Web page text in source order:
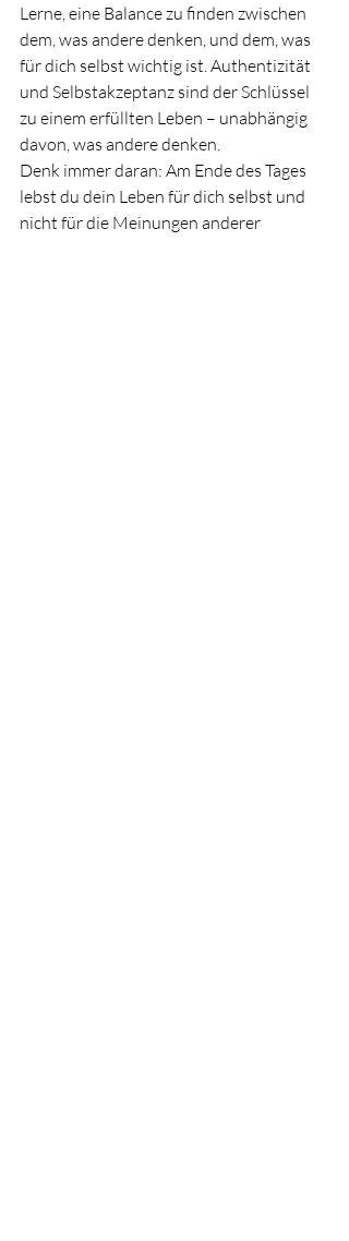
Lerne, eine Balance zu finden zwischen
dem, was andere denken, und dem, was
für dich selbst wichtig ist. Authentizität
und Selbstakzeptanz sind der Schlüssel
zu einem erfüllten Leben – unabhängig
davon, was andere denken.
Denk immer daran: Am Ende des Tages
lebst du dein Leben für dich selbst und
nicht für die Meinungen anderer